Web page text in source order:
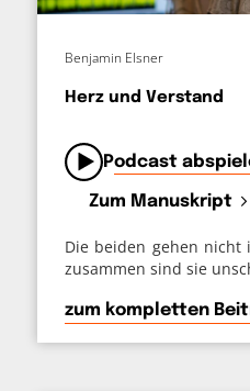
Herz und Verstand
Benjamin Elsner
Podcast
Zum Manuskript
Die beiden gehen nicht
zusammen sind sie
zum kompletten